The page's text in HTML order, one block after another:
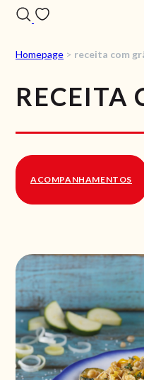
Homepage > receita com
RECEITA
ACOMPANHAMENTOS